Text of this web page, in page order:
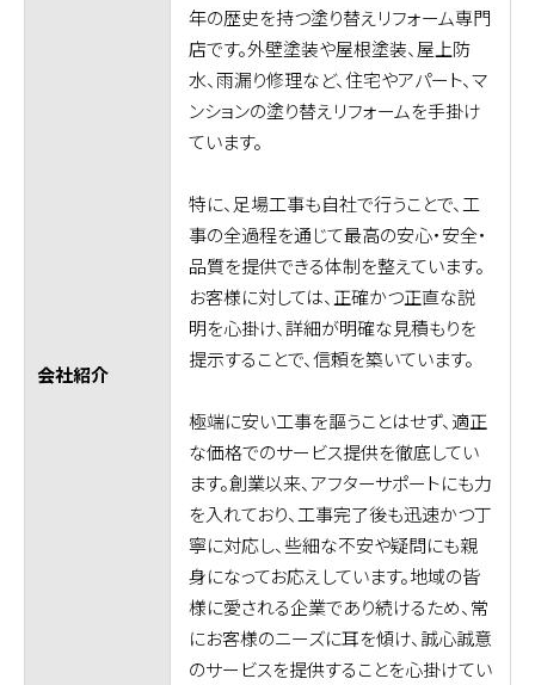
会社紹介
年の歴史を持つ塗り替えリフォーム専門
店です。外壁塗装や屋根塗装、屋上防
水、雨漏り修理など、住宅やアパート、マ
ンションの塗り替えリフォームを手掛け
ています。
特に、足場工事も自社で行うことで、工
事の全過程を通じて最高の安心・安全・
品質を提供できる体制を整えています。
お客様に対しては、正確かつ正直な説
明を心掛け、詳細が明確な見積もりを
提示することで、信頼を築いています。
極端に安い工事を謳うことはせず、適正
な価格でのサービス提供を徹底してい
ます。創業以来、アフターサポートにも力
を入れており、工事完了後も迅速かつ丁
寧に対応し、些細な不安や疑問にも親
身になってお応えしています。地域の皆
様に愛される企業であり続けるため、常
にお客様のニーズに耳を傾け、誠心誠意
のサービスを提供することを心掛けてい